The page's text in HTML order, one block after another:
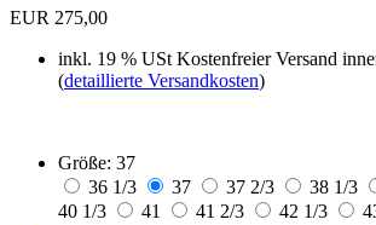
EUR 275,00
inkl. 19 % USt Kostenfreier Versand
(detaillierte Versandkosten)
Größe: 37
36 1/3
37 37 2/3 38 1/3
40 1/3
41 41 2/3 42 1/3